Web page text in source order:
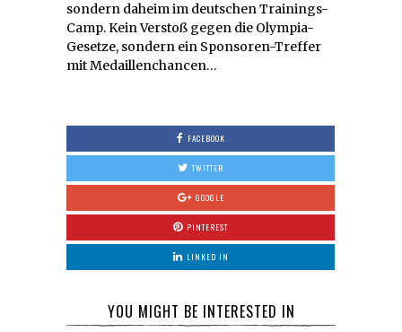
sondern daheim im deutschen Trainings-
Camp. Kein Verstoß gegen die Olympia-
Gesetze, sondern ein Sponsoren-Treffer
mit Medaillenchancen…
FACEBOOK
TWITTER
GOOGLE
PINTEREST
LINKED IN
YOU MIGHT BE INTERESTED IN